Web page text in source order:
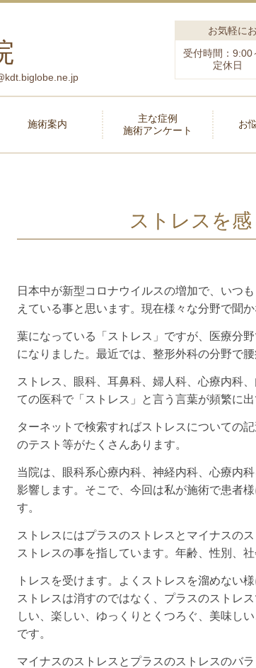
お気軽に
受付時間：
定休日
施術案内
主な症例
施術アンケート
お
ストレスを
日本中が新型コロナウイルスの増加で、いつ
えている事と思います。現在様々な分野で聞
葉になっている「ストレス」ですが、医療分
になりました。最近では、整形外科の分野で
ストレス、眼科、耳鼻科、婦人科、心療内科
ての医科で「ストレス」と言う言葉が頻繁に
ターネットで検索すればストレスについての
のテスト等がたくさんあります。
当院は、眼科系心療内科、神経内科、心療内
影響します。そこで、今回は私が施術で患者
す。
ストレスにはプラスのストレスとマイナスの
ストレスの事を指しています。年齢、性別、
トレスを受けます。よくストレスを溜めない
ストレスは消すのではなく、プラスのストレ
しい、楽しい、ゆっくりとくつろぐ、美味し
です。
マイナスのストレスとプラスのストレスのバ